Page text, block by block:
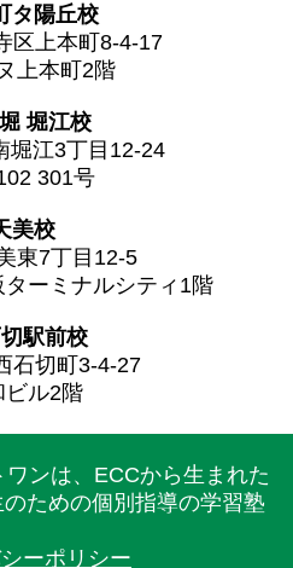
タ陽丘校
区上本町8-4-17
上本町2階
堀江校
堀江3丁目12-24
301号
美校
東7丁目12-5
ーミナルシティ1階
駅前校
石切町3-4-27
ビル2階
ンは、ECCから生まれた
ための個別指導の学習塾
ーポリシー